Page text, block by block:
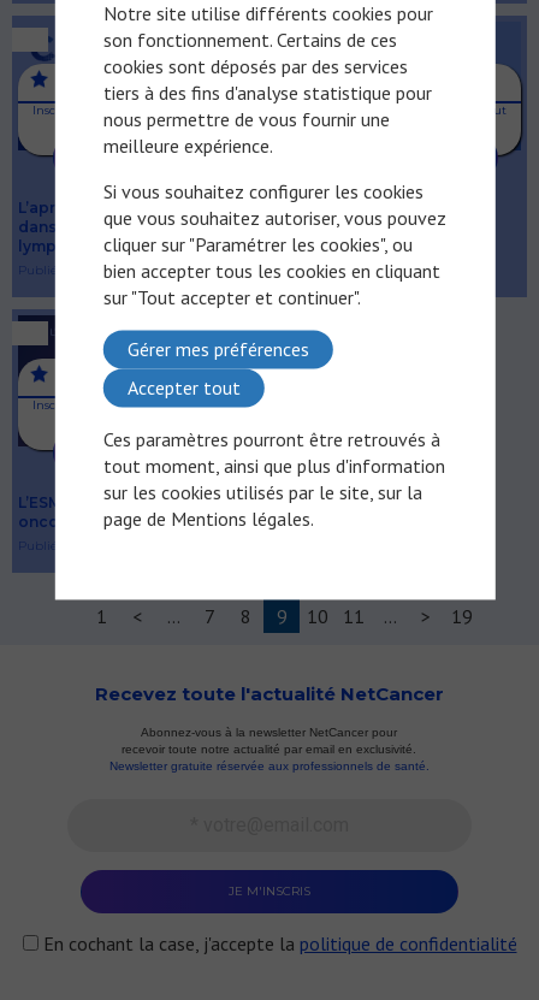
L’après-traitement-traitement
dans la prise en charge du
lymphome de Hodgkin
Publié le 15/07/2025
PROFESSIONNELS DE SANTÉ
Inscrivez-vous pour avoir accès à tout
le contenu en illimité
S'INSCRIRE
L’avant-traitement dans la
prise en charge du
lymphome de Hodgkin
Publié le 07/07/2025
PROFESSIONNELS DE SANTÉ
Inscrivez-vous pour avoir accès à tout
le contenu en illimité
L’ESMO face au burn-out des
oncologues
Publié le 26/11/2024
Contenu réservé aux
PROFESSIONNELS DE SANTÉ
Inscrivez-vous pour avoir accès à tout
S'INSCRIRE
1 < ... 7 8 9 10 11 ... > 19
Recevez toute l'actualité NetCancer
Abonnez-vous à la newsletter NetCancer pour
recevoir toute notre actualité par email en exclusivité.
Newsletter gratuite réservée aux professionnels de santé.
En cochant la case, j'accepte la politique de confidentialité
Notre site utilise différents cookies pour
son fonctionnement. Certains de ces
cookies sont déposés par des services
tiers à des fins d'analyse statistique pour
nous permettre de vous fournir une
meilleure expérience.
Si vous souhaitez configurer les cookies
que vous souhaitez autoriser, vous pouvez
cliquer sur "Paramétrer les cookies", ou
bien accepter tous les cookies en cliquant
sur "Tout accepter et continuer".
Gérer mes préférences
Accepter tout
Ces paramètres pourront être retrouvés à
tout moment, ainsi que plus d'information
sur les cookies utilisés par le site, sur la
page de Mentions légales.